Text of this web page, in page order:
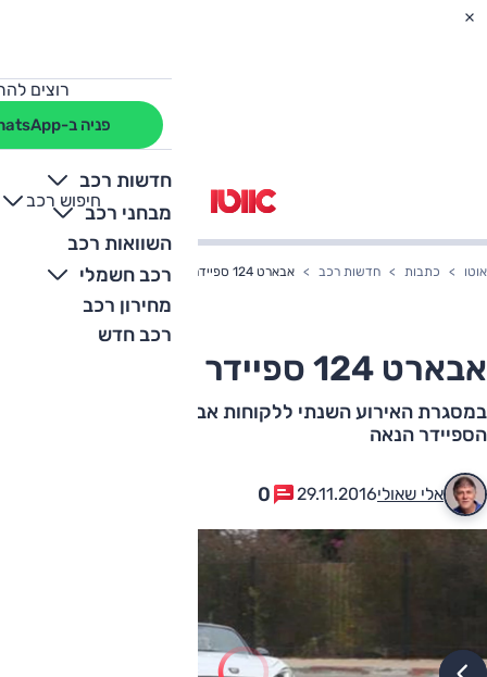
רוצים
פניה ב-WhatsApp
חדשות רכב
מבחני רכב
השוואות רכב
רכב חשמלי
מחירון רכב
רכב חדש
חיפוש רכב
+
-
אוטו כתבות חדשות רכב אבארט 124 ספיידר – בארץ
אבארט 124 ספיידר – בארץ
במסגרת האירוע השנתי ללקוחות אבארט השיקה סמל"ת את
הספיידר הנאה
אלי שאולי29.11.2016
0